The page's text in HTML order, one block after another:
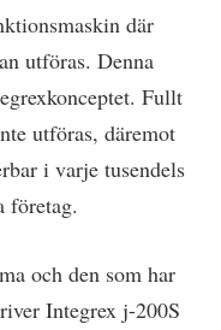
där
utföras. Denna
Fullt
utföras, däremot
i varje tusendels
företag.
och den som har
Integrex j-200S